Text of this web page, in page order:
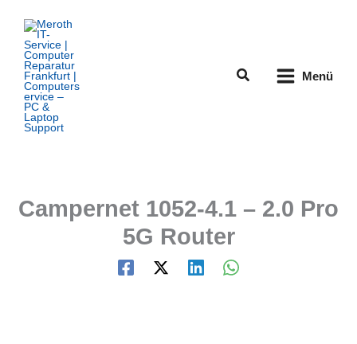
Inhalt
springen
Suchen Menü
Campernet 1052-4.1 – 2.0 Pro
5G Router